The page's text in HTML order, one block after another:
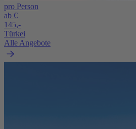
pro Person
ab €
145,-
Türkei
Alle Angebote